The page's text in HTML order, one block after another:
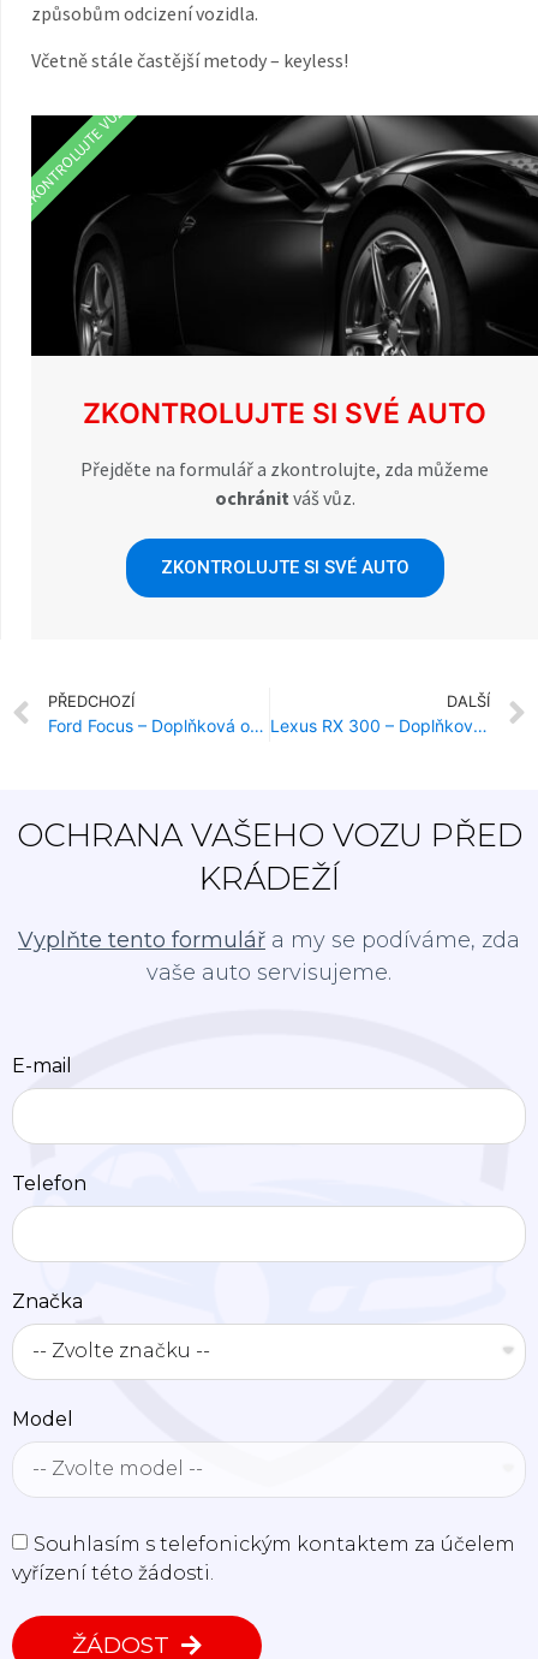
způsobům odcizení vozidla.
Včetně stále častější metody – keyless!
ZKONTROLUJTE SI SVÉ AUTO
Přejděte na formulář a zkontrolujte, zda můžeme
ochránit váš vůz.
ZKONTROLUJTE SI SVÉ AUTO
ZKONTROLUJTE VŮZ
PŘEDCHOZÍ
Ford Focus – Doplňková ochrana proti krádeži
DALŠÍ
Lexus RX 300 – Doplňková ochrana proti krádeži
OCHRANA VAŠEHO VOZU PŘED
KRÁDEŽÍ
Vyplňte tento formulář a my se podíváme, zda
vaše auto servisujeme.
E-mail
Telefon
Značka
Model
Souhlasím s telefonickým kontaktem za účelem
vyřízení této žádosti.
ŽÁDOST